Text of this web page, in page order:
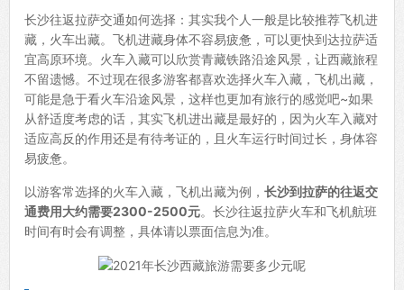
长沙往返拉萨交通如何选择：其实我个人一般是比较推荐飞机进
藏，火车出藏。飞机进藏身体不容易疲惫，可以更快到达拉萨适
宜高原环境。火车入藏可以欣赏青藏铁路沿途风景，让西藏旅程
不留遗憾。不过现在很多游客都喜欢选择火车入藏，飞机出藏，
可能是急于看火车沿途风景，这样也更加有旅行的感觉吧~如果
从舒适度考虑的话，其实飞机进出藏是最好的，因为火车入藏对
适应高反的作用还是有待考证的，且火车运行时间过长，身体容
易疲惫。
以游客常选择的火车入藏，飞机出藏为例， 长沙到拉萨的往返交
通费用大约需要2300-2500元。长沙往返拉萨火车和飞机航班
时间有时会有调整，具体请以票面信息为准。